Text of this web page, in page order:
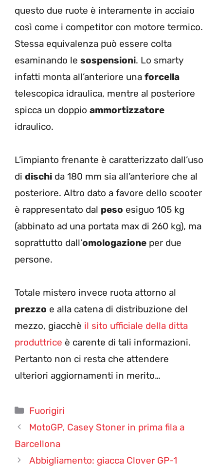
questo due ruote è interamente in acciaio
così come i competitor con motore termico.
Stessa equivalenza può essere colta
esaminando le sospensioni. Lo smarty
infatti monta all’anteriore una forcella
telescopica idraulica, mentre al posteriore
spicca un doppio ammortizzatore
idraulico.
L’impianto frenante è caratterizzato dall’uso
di dischi da 180 mm sia all’anteriore che al
posteriore. Altro dato a favore dello scooter
è rappresentato dal peso esiguo 105 kg
(abbinato ad una portata max di 260 kg), ma
soprattutto dall’omologazione per due
persone.
Totale mistero invece ruota attorno al
prezzo e alla catena di distribuzione del
mezzo, giacchè il sito ufficiale della ditta
produttrice è carente di tali informazioni.
Pertanto non ci resta che attendere
ulteriori aggiornamenti in merito…
Categorie
Fuorigiri
MotoGP, Casey Stoner in prima fila a
Barcellona
Abbigliamento: giacca Clover GP-1